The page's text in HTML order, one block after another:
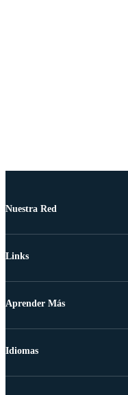
Nuestra Red
Links
Aprender Más
Idiomas